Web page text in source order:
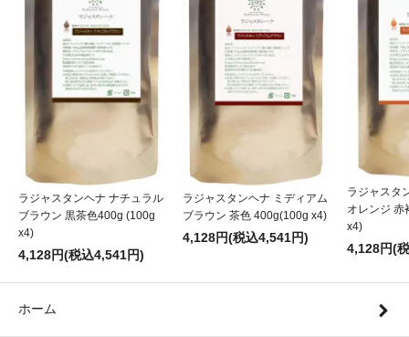
ラジャスタンヘナ ナチュラル
ブラウン 黒茶色400g (100g
x4)
4,128円(税込4,541円)
ラジャスタンヘナ ミディアム
ブラウン 茶色 400g(100g x4)
4,128円(税込4,541円)
ラジャスタ
オレンジ
x4)
4,128円(
ホーム